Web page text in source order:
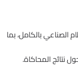
الصناعي بالكامل، بما
نتائج المحاكاة.